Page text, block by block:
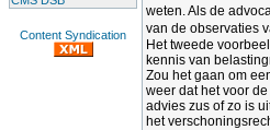
Content Syndication
weten. Als de
van de observaties
Het tweede
kennis van
Zou het gaan om
weer dat het voor
advies zus of zo is
het